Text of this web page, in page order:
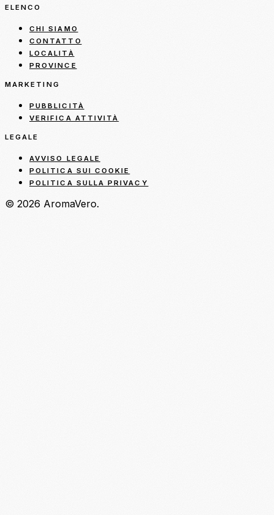
ELENCO
CHI SIAMO
CONTATTO
LOCALITÀ
PROVINCE
MARKETING
PUBBLICITÀ
VERIFICA ATTIVITÀ
LEGALE
AVVISO LEGALE
POLITICA SUI COOKIE
POLITICA SULLA PRIVACY
© 2026 AromaVero.